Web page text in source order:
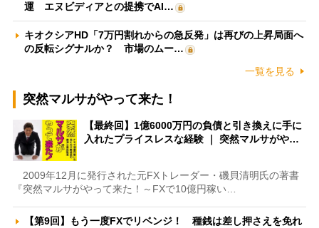
運 エヌビディアとの提携でAI…
キオクシアHD「7万円割れからの急反発」は再びの上昇局面へ
の反転シグナルか？ 市場のムー…
一覧を見る
突然マルサがやって来た！
【最終回】1億6000万円の負債と引き換えに手に
入れたプライスレスな経験 ｜ 突然マルサがや…
2009年12月に発行された元FXトレーダー・磯貝清明氏の著書
『突然マルサがやって来た！～FXで10億円稼い…
【第9回】もう一度FXでリベンジ！ 種銭は差し押さえを免れ